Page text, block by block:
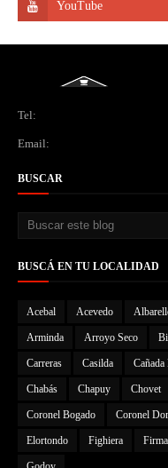
Tel:
Email:
BUSCAR
BUSCÁ EN TU LOCALIDAD
Acebal Acevedo
Arminda Arroyo Seco
Carreras Casilda Cañada
Chabás Chapuy Chovet
Coronel Bogado Coronel
Elortondo Fighiera